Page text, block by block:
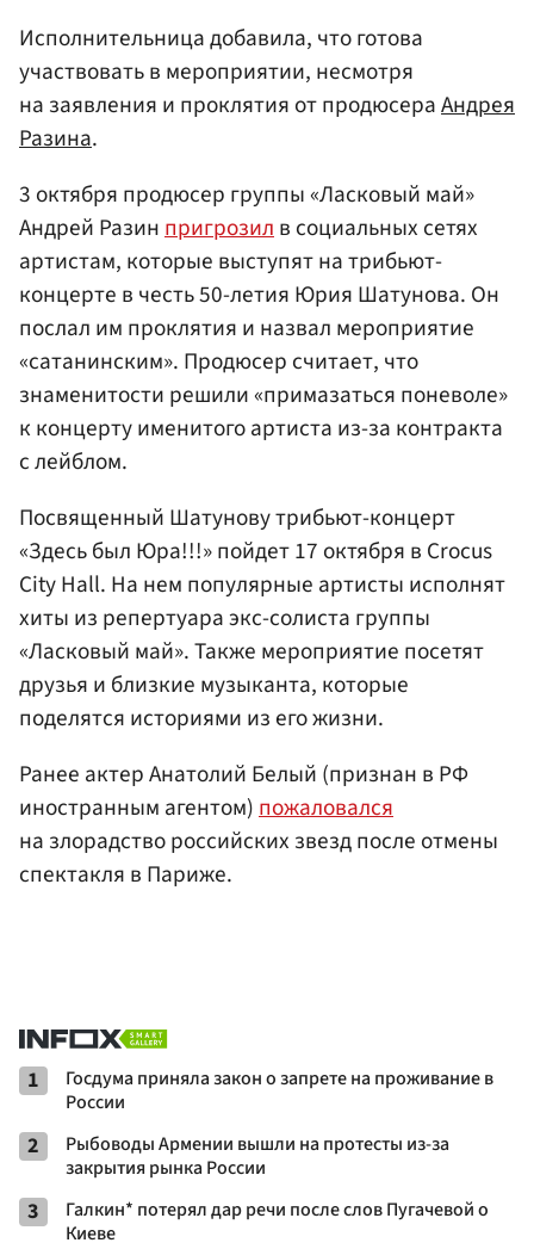
Исполнительница добавила, что готова
участвовать в мероприятии, несмотря
на заявления и проклятия от продюсераАндрея
Разина.
3 октября продюсер группы «Ласковый май»
Андрей Разинпригрозилв социальных сетях
артистам, которые выступят на трибьют-
концерте в честь 50-летия Юрия Шатунова. Он
послал им проклятия и назвал мероприятие
«сатанинским». Продюсер считает, что
знаменитости решили «примазаться поневоле»
к концерту именитого артиста из-за контракта
с лейблом.
Посвященный Шатунову трибьют-концерт
«Здесь был Юра!!!» пойдет 17 октября в Crocus
City Hall. На нем популярные артисты исполнят
хиты из репертуара экс-солиста группы
«Ласковый май». Также мероприятие посетят
друзья и близкие музыканта, которые
поделятся историями из его жизни.
Ранее актер Анатолий Белый (признан в РФ
иностранным агентом)пожаловался
на злорадство российских звезд после отмены
спектакля в Париже.
1
Госдума приняла закон о запрете на проживание в
России
2
Рыбоводы Армении вышли на протесты из-за
закрытия рынка России
3
Галкин* потерял дар речи после слов Пугачевой о
Киеве